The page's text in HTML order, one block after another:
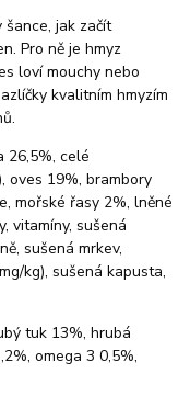
šance, jak začít
Pro ně je hmyz
loví mouchy nebo
kvalitním hmyzím
26,5%, celé
oves 19%, brambory
mořské řasy 2%, lněné
vitamíny, sušená
sušená mrkev,
kg), sušená kapusta,
tuk 13%, hrubá
omega 3 0,5%,